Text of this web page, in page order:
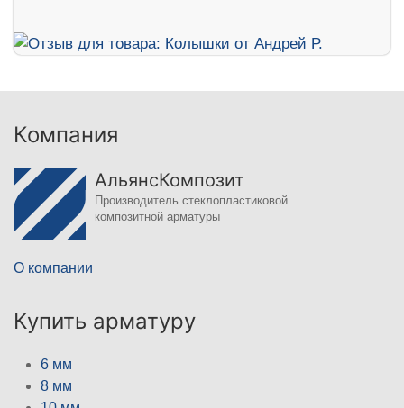
Компания
АльянсКомпозит
Производитель стеклопластиковой
композитной арматуры
О компании
Купить арматуру
6 мм
8 мм